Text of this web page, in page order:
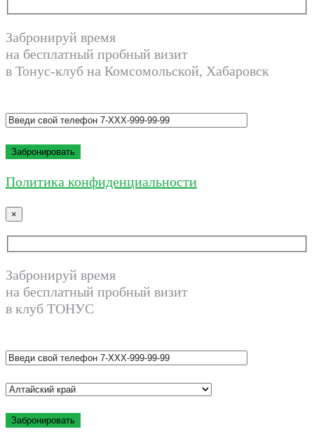
Забронируй время
на бесплатный пробный визит
в Тонус-клуб на Комсомольской, Хабаровск
Политика конфиденциальности
×
Забронируй время
на бесплатный пробный визит
в клуб TОНУС